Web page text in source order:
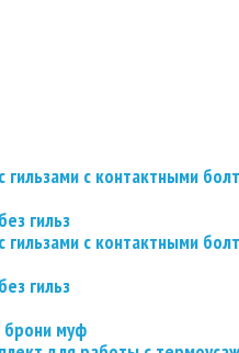
гильзами с контактными
гильз
гильзами с контактными
гильз
брони муф